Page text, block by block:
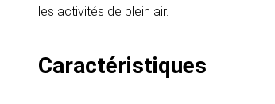
les activités de plein air.
Caractéristiques